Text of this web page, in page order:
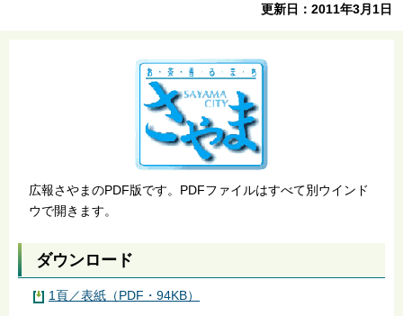
更新日：2011年3月1日
広報さやまのPDF版です。PDFファイルはすべて別ウインド
ウで開きます。
ダウンロード
1頁／表紙（PDF・94KB）